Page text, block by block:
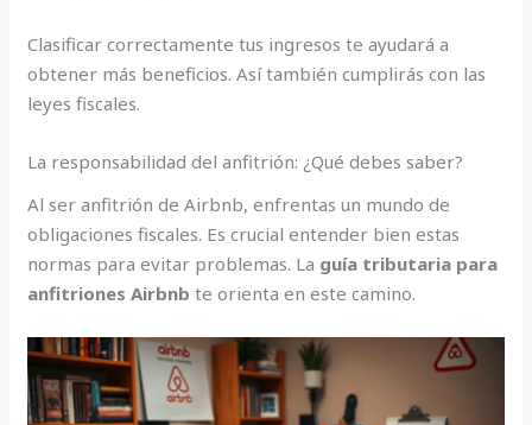
Clasificar correctamente tus ingresos te ayudará a
obtener más beneficios. Así también cumplirás con las
leyes fiscales.
La responsabilidad del anfitrión: ¿Qué debes saber?
Al ser anfitrión de Airbnb, enfrentas un mundo de
obligaciones fiscales. Es crucial entender bien estas
normas para evitar problemas. La guía tributaria para
anfitriones Airbnb te orienta en este camino.